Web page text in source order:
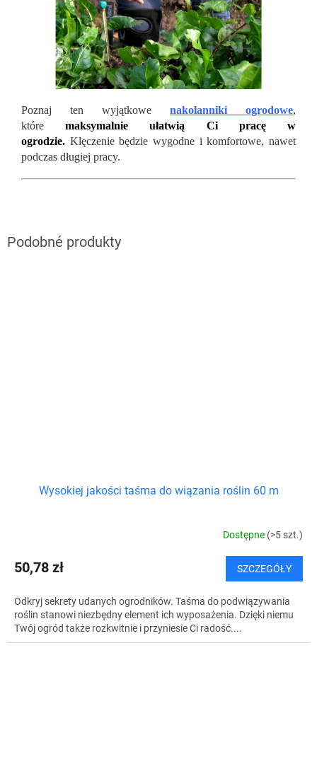
Poznaj ten wyjątkowe nakolanniki ogrodowe,
któremaksymalnie ułatwią Ci pracę w
ogrodzie. Klęczenie będzie wygodne i komfortowe, nawet
podczas długiej pracy.
Wysokiej jakości taśma do wiązania roślin 60 m
Dostępne (>5 szt.)
50,78 zł SZCZEGÓŁY
Odkryj sekrety udanych ogrodników. Taśma do podwiązywania
roślin stanowi niezbędny element ich wyposażenia. Dzięki niemu
Twój ogród także rozkwitnie i przyniesie Ci radość....